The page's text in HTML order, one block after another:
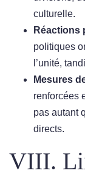
culturelle.
Réactions
politiques
l’unité,
Mesures
renforcées
pas autant
directs.
VIII.